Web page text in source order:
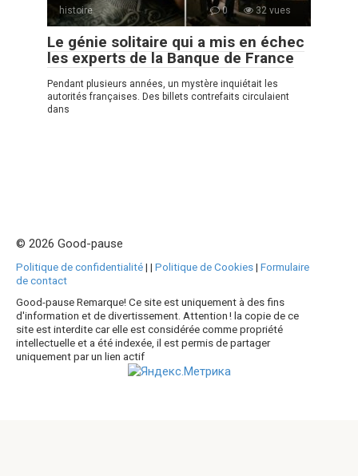
histoire 0 32 vues
Le génie solitaire qui a mis en échec
les experts de la Banque de France
Pendant plusieurs années, un mystère inquiétait les
autorités françaises. Des billets contrefaits circulaient
dans
© 2026 Good-pause
Politique de confidentialité| | Politique de Cookies| Formulaire
de contact
Good-pause Remarque! Ce site est uniquement à des fins
d'information et de divertissement. Attention ! la copie de ce
site est interdite car elle est considérée comme propriété
intellectuelle et a été indexée, il est permis de partager
uniquement par un lien actif